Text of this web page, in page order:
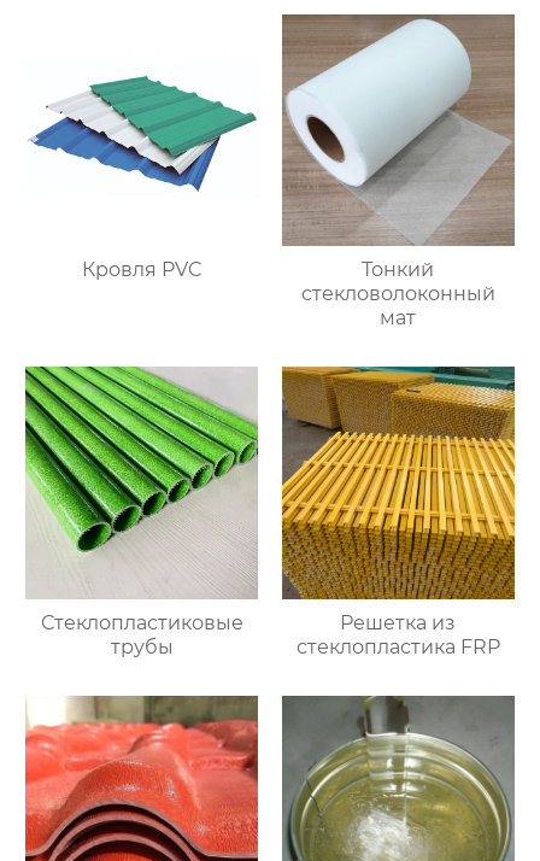
водонепроницаемый
и лёгкий
Кровля PVC
Тонкий
стекловолоконный
мат
Стеклопластиковые
трубы
Решетка из
стеклопластика FRP